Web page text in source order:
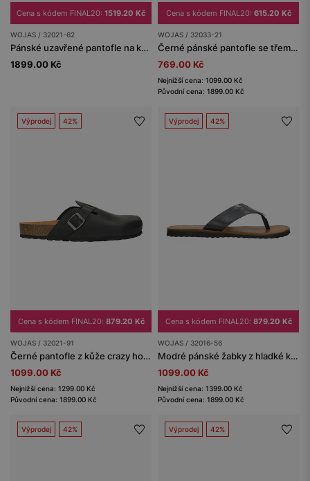
Cena s kódem FINAL20: 1519.20 Kč
WOJAS / 32021-62
Pánské uzavřené pantofle na korkové podrážce
1899.00 Kč
Cena s kódem FINAL20: 615.20 Kč
WOJAS / 32033-21
Černé pánské pantofle se třemi přezkami
769.00 Kč
Nejnižší cena: 1099.00 Kč
Původní cena: 1899.00 Kč
Výprodej 42%
Cena s kódem FINAL20: 879.20 Kč
WOJAS / 32021-91
Černé pantofle z kůže crazy horse na korkové podrážce
1099.00 Kč
Nejnižší cena: 1299.00 Kč
Původní cena: 1899.00 Kč
Výprodej 42%
Cena s kódem FINAL20: 879.20 Kč
WOJAS / 32016-56
Modré pánské žabky z hladké kůže
1099.00 Kč
Nejnižší cena: 1399.00 Kč
Původní cena: 1899.00 Kč
Výprodej 42% Výprodej 42%